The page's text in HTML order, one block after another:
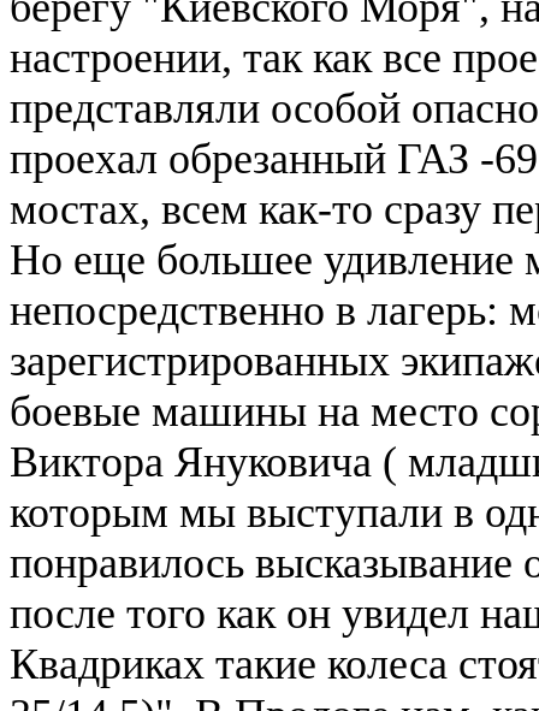
настроении, так как все
представляли особой
проехал обрезанный ГАЗ -
мостах, всем как-то сразу
Но еще большее удивление
непосредственно в лагерь:
зарегистрированных
боевые машины на место
Виктора Януковича (
которым мы выступали в
понравилось
после того как он увидел
Квадриках такие колеса